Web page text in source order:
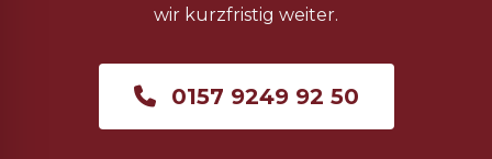
wir kurzfristig weiter.
0157 9249 92 50